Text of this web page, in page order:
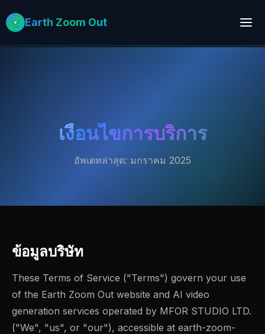
Earth Zoom Out
เงื่อนไขการบริการ
อัพเดทล่าสุด: มกราคม 2025
ข้อมูลบริษัท
These Terms of Service ("Terms") govern your use
of the Earth Zoom Out website and AI video
generation services operated by MFOR STUDIO LTD.
("We", "us", or "our"), accessible at earth-zoom-